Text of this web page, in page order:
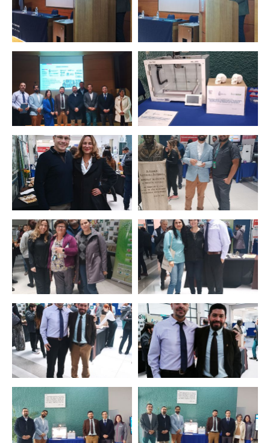
Zoom Zoom
Zoom Zoom
Zoom Zoom
Zoom Zoom
Zoom Zoom